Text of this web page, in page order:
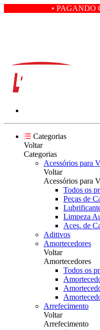
• PAGANDO
Categorias
Voltar
Categorias
Acessórios para
Voltar
Acessórios para
Todos os
Peças de
Limpeza
Aces. de
Aditivos
Amortecedores
Voltar
Amortecedores
Todos os
Arrefecimento
Voltar
Arrefecimento